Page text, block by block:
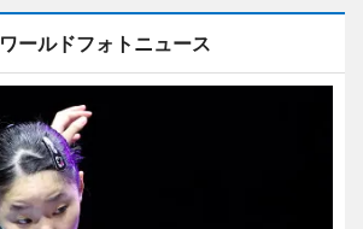
ワールドフォトニュース